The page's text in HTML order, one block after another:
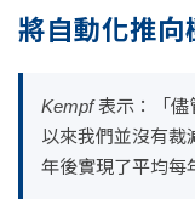
將自動化推向
Kempf 表示：「
以來我們並沒有裁
年後實現了平均每